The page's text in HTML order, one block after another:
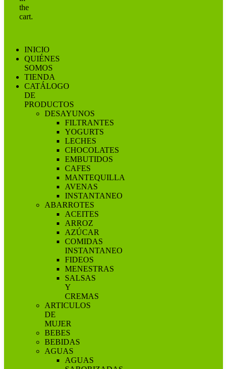
the
cart.
INICIO
QUIÉNES
SOMOS
TIENDA
CATÁLOGO
DE
PRODUCTOS
DESAYUNOS
FILTRANTES
YOGURTS
LECHES
CHOCOLATES
EMBUTIDOS
CAFES
MANTEQUILLA
AVENAS
INSTANTANEO
ABARROTES
ACEITES
ARROZ
AZÚCAR
COMIDAS
INSTANTANEO
FIDEOS
MENESTRAS
SALSAS
Y
CREMAS
ARTICULOS
DE
MUJER
BEBES
BEBIDAS
AGUAS
AGUAS